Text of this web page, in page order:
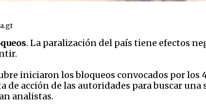
. La paralización del país tiene efectos
iniciaron los bloqueos convocados por los
de acción de las autoridades para buscar
analistas.